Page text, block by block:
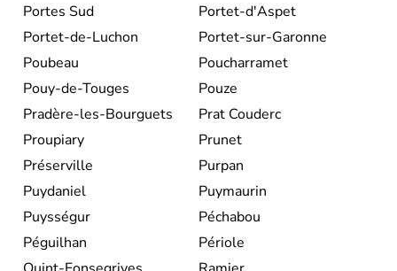
Portes Sud
Portet-d'Aspet
Portet-de-Luchon
Portet-sur-Garonne
Poubeau
Poucharramet
Pouy-de-Touges
Pouze
Pradère-les-Bourguets
Prat Couderc
Proupiary
Prunet
Préserville
Purpan
Puydaniel
Puymaurin
Puysségur
Péchabou
Péguilhan
Périole